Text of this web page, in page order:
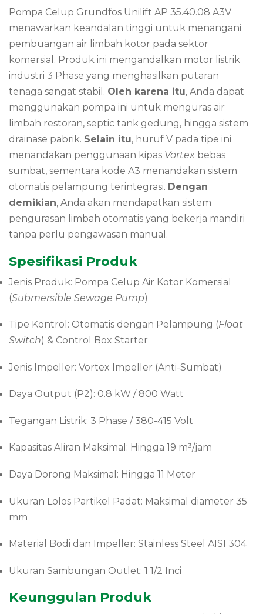
Pompa Celup Grundfos Unilift AP 35.40.08.A3V
menawarkan keandalan tinggi untuk menangani
pembuangan air limbah kotor pada sektor
komersial. Produk ini mengandalkan motor listrik
industri 3 Phase yang menghasilkan putaran
tenaga sangat stabil. Oleh karena itu, Anda dapat
menggunakan pompa ini untuk menguras air
limbah restoran, septic tank gedung, hingga sistem
drainase pabrik. Selain itu, huruf V pada tipe ini
menandakan penggunaan kipas Vortex bebas
sumbat, sementara kode A3 menandakan sistem
otomatis pelampung terintegrasi. Dengan
demikian, Anda akan mendapatkan sistem
pengurasan limbah otomatis yang bekerja mandiri
tanpa perlu pengawasan manual.
Spesifikasi Produk
Jenis Produk: Pompa Celup Air Kotor Komersial
(Submersible Sewage Pump)
Tipe Kontrol: Otomatis dengan Pelampung (Float
Switch) & Control Box Starter
Jenis Impeller: Vortex Impeller (Anti-Sumbat)
Daya Output (P2): 0.8 kW / 800 Watt
Tegangan Listrik: 3 Phase / 380-415 Volt
Kapasitas Aliran Maksimal: Hingga 19 m³/jam
Daya Dorong Maksimal: Hingga 11 Meter
Ukuran Lolos Partikel Padat: Maksimal diameter 35
mm
Material Bodi dan Impeller: Stainless Steel AISI 304
Ukuran Sambungan Outlet: 1 1/2 Inci
Keunggulan Produk